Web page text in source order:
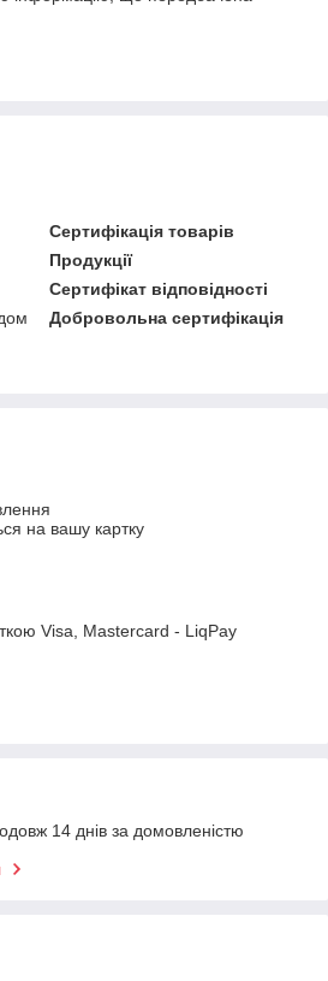
Сертифікація товарів
Продукції
Сертифікат відповідності
Добровольна сертифікація
на вашу картку
Visa, Mastercard - LiqPay
14 днів за домовленістю